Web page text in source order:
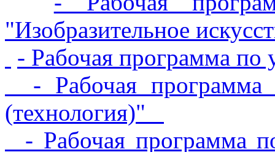
"Изобразительное
- Рабочая программа
- Рабочая программа
(технология)"
- Рабочая программа